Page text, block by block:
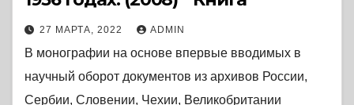
27 МАРТА, 2022 ADMIN
В монографии на основе впервые вводимых в
научный оборот документов из архивов России,
Сербии, Словении, Чехии, Великобритании